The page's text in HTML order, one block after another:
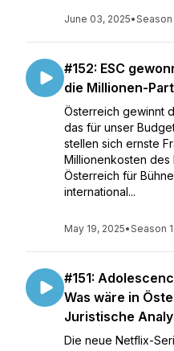
June 03, 2025•Season
#152: ESC
die Millionen-
Österreich gewinnt
das für unser
stellen sich ernste
Millionenkosten des
Österreich für
international...
May 19, 2025•Season 1
#151:
Was wäre in
Juristische
Die neue Netflix-